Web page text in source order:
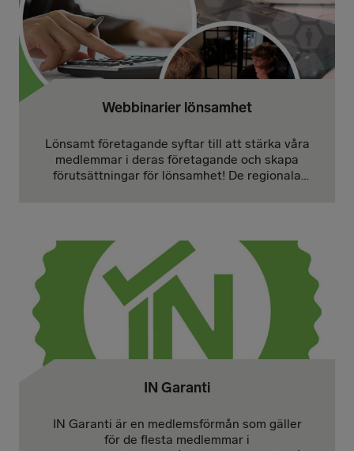
Webbinarier lönsamhet
Lönsamt företagande syftar till att stärka våra
medlemmar i deras företagande och skapa
förutsättningar för lönsamhet! De regionala
IN Garanti
IN Garanti är en medlemsförmån som gäller
för de flesta medlemmar i